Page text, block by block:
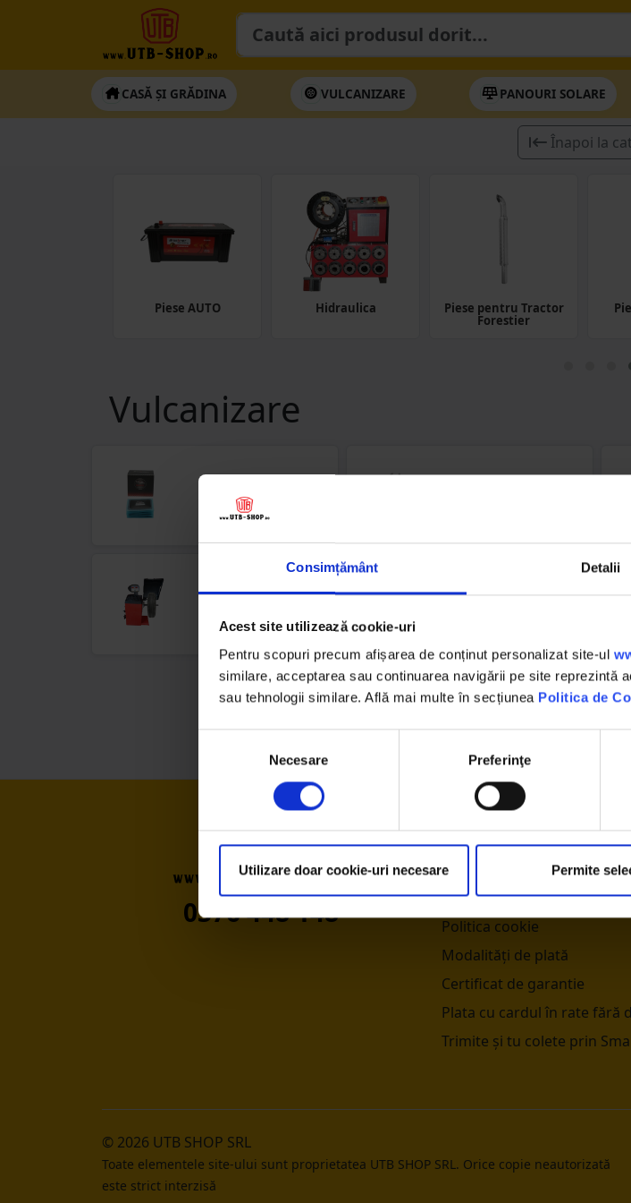
Consimțământ Detalii
Acest site utilizează cookie-uri
Pentru scopuri precum afișarea de conținut personalizat site-ul
similare, acceptarea sau continuarea navigării pe site reprezintă
sau tehnologii similare. Află mai multe în secțiunea Politica de
consimțământului
Necesare Preferinţe
Utilizare doar cookie-uri necesare Permite
CASĂ ȘI GRĂDINA VULCANIZARE PANOURI SOLARE
Înapoi la
Piese AUTO Hidraulica Piese pentru Tractor
Forestier
Vulcanizare
Petice
vulcanizare
Echipamente
vulcanizare
0376 448 148
Contact
Despre noi
Termeni și condiții
Politica de confidențialitate
Politica cookie
Modalități de plată
Certificat de garantie
Plata cu cardul în rate fără
Trimite și tu colete prin
© 2026 UTB SHOP SRL
Toate elementele site-ului sunt proprietatea UTB SHOP SRL. Orice copie neautorizată
este strict interzisă